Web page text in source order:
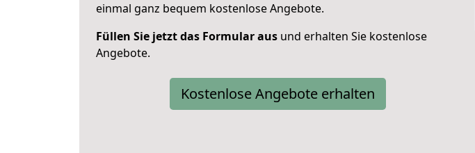
einmal ganz bequem kostenlose Angebote.
Füllen Sie jetzt das Formular aus und erhalten Sie kostenlose
Angebote.
Kostenlose Angebote erhalten